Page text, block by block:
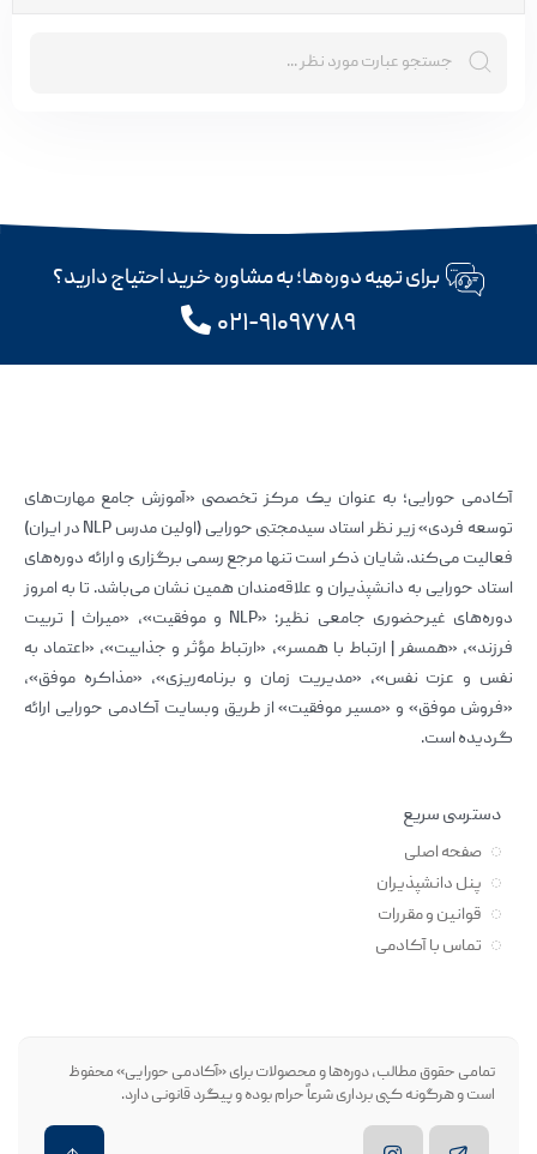
برای تهیه دوره‌ها؛ به مشاوره خرید احتیاج دارید؟
۰۲۱-۹۱۰۹۷۷۸۹
آکادمی حورایی؛ به عنوان یک مرکز تخصصی «آموزش جامع مهارت‌های
توسعه فردی» زیر نظر استاد سیدمجتبی حورایی (اولین مدرس NLP در ایران)
فعالیت می‌کند. شایان ذکر است تنها مرجع رسمی برگزاری و ارائه دوره‌های
استاد حورایی به دانشپذیران و علاقه‌مندان همین نشان می‌باشد. تا به امروز
دوره‌های غیرحضوری جامعی نظیر: «NLP و موفقیت»، «میراث | تربیت
فرزند»، «همسفر | ارتباط با همسر»، «ارتباط مؤثر و جذابیت»، «اعتماد به
نفس و عزت نفس»، «مدیریت زمان و برنامه‌ریزی»، «مذاکره موفق»،
«فروش موفق» و «مسیر موفقیت» از طریق وبسایت آکادمی حورایی ارائه
گردیده است.
دسترسی سریع
صفحه اصلی
پنل دانشپذیران
قوانین و مقررات
تماس با آکادمی
تمامی حقوق مطالب، دوره‌ها و محصولات برای «آکادمی حورایی» محفوظ
است و هرگونه کپی برداری شرعاً حرام بوده و پیگرد قانونی دارد.